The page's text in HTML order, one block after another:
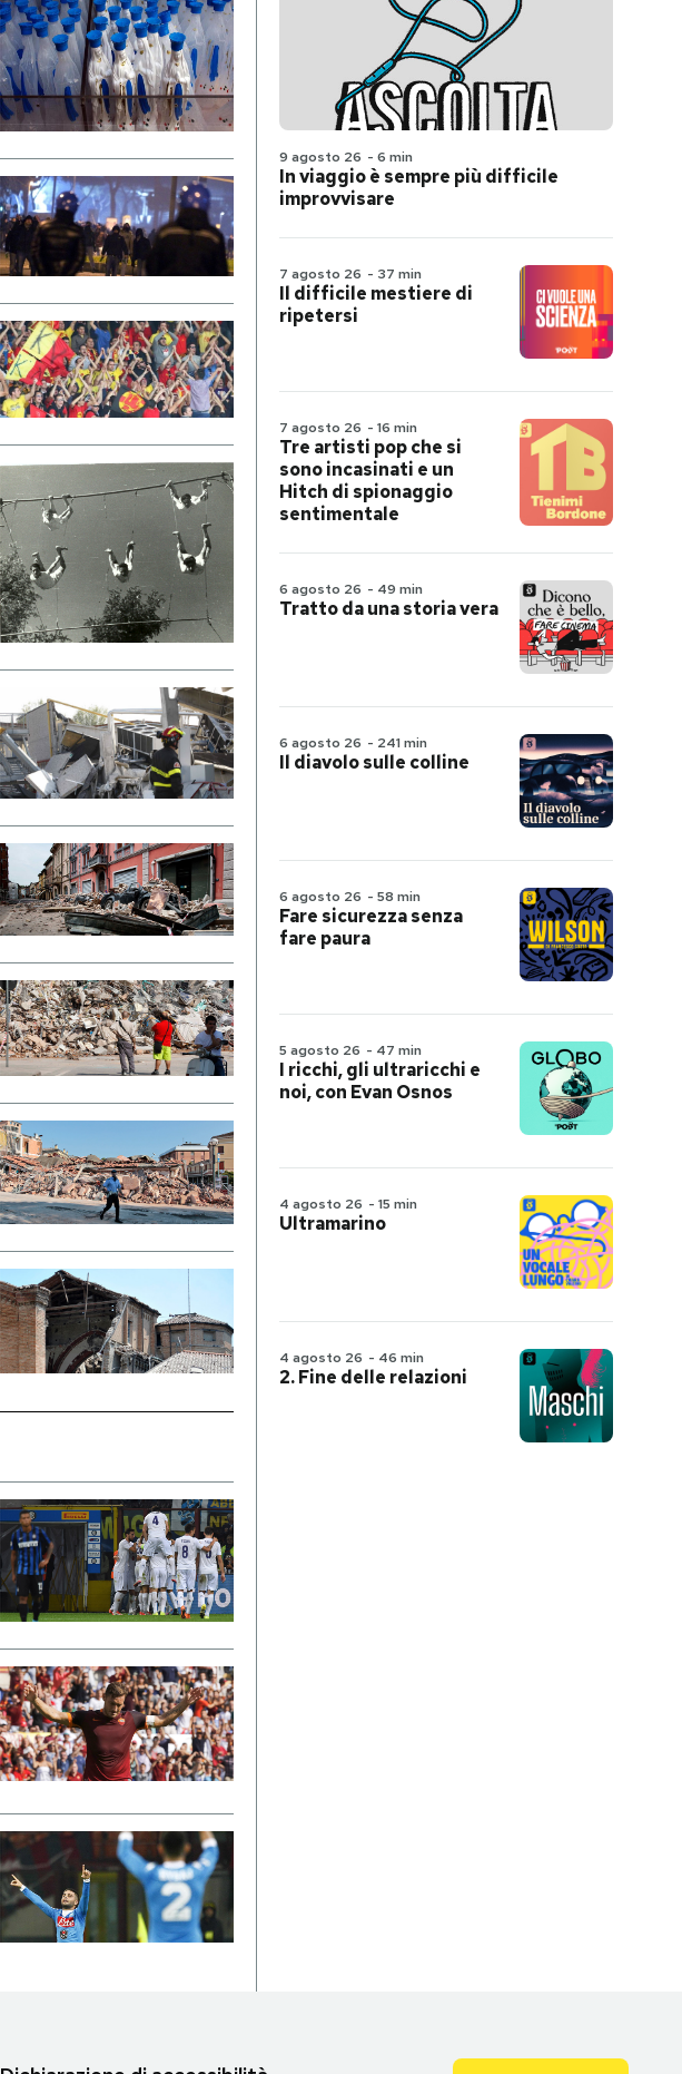
9 agosto 26 - 6 min
In viaggio è sempre più difficile
improvvisare
7 agosto 26 - 37 min
Il difficile mestiere di
ripetersi
7 agosto 26 - 16 min
Tre artisti pop che si
sono incasinati e un
Hitch di spionaggio
sentimentale
6 agosto 26 - 49 min
Tratto da una storia vera
6 agosto 26 - 241 min
Il diavolo sulle colline
6 agosto 26 - 58 min
Fare sicurezza senza
fare paura
5 agosto 26 - 47 min
I ricchi, gli ultraricchi e
noi, con Evan Osnos
4 agosto 26 - 15 min
Ultramarino
4 agosto 26 - 46 min
2. Fine delle relazioni